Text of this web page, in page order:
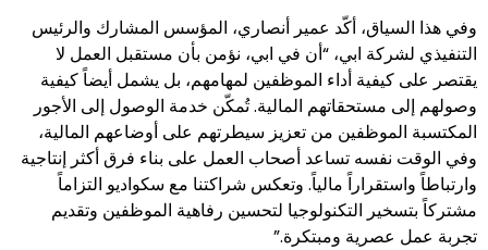
وفي هذا السياق، أكّد عمير أنصاري، المؤسس المشارك والرئيس
التنفيذي لشركة ابي، “أن في ابي، نؤمن بأن مستقبل العمل لا
يقتصر على كيفية أداء الموظفين لمهامهم، بل يشمل أيضاً كيفية
وصولهم إلى مستحقاتهم المالية. تُمكّن خدمة الوصول إلى الأجور
المكتسبة الموظفين من تعزيز سيطرتهم على أوضاعهم المالية،
وفي الوقت نفسه تساعد أصحاب العمل على بناء فرق أكثر إنتاجية
وارتباطاً واستقراراً مالياً. وتعكس شراكتنا مع سكواديو التزاماً
مشتركاً بتسخير التكنولوجيا لتحسين رفاهية الموظفين وتقديم
تجربة عمل عصرية ومبتكرة.”